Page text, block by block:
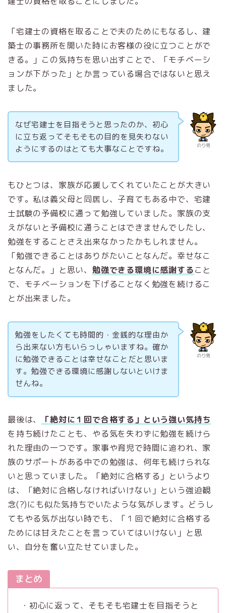
「宅建士の資格を取ることで夫のためにもなるし、建
築士の事務所を開いた時にお客様の役に立つことがで
きる。」この気持ちを思い出すことで、「モチベーシ
ョンが下がった」とか言っている場合ではないと思え
ました。
のり男
なぜ宅建士を目指そうと思ったのか、初心
に立ち返ってそもそもの目的を見失わない
ようにするのはとても大事なことですね。
もひとつは、家族が応援してくれていたことが大きい
です。私は義父母と同居し、子育てもある中で、宅建
士試験の予備校に通って勉強していました。家族の支
えがないと予備校に通うことはできませんでしたし、
勉強をすることさえ出来なかったかもしれません。
「勉強できることはありがたいことなんだ。幸せなこ
となんだ。」と思い、 勉強できる環境に感謝すること
で、モチベーションを下げることなく勉強を続けるこ
とが出来ました。
のり男
勉強をしたくても時間的・金銭的な理由か
ら出来ない方もいらっしゃいますね。確か
に勉強できることは幸せなことだと思いま
す。勉強できる環境に感謝しないといけま
せんね。
最後は、
「絶対に１回で合格する」という強い気持ち
を持ち続けたことも、やる気を失わずに勉強を続けら
れた理由の一つです。家事や育児で時間に追われ、家
族のサポートがある中での勉強は、何年も続けられな
いと思っていました。「絶対に合格する」というより
は、「絶対に合格しなければいけない」という強迫観
念(?)にも似た気持ちでいたような気がします。どうし
てもやる気が出ない時でも、「１回で絶対に合格する
ためには甘えたことを言っていてはいけない」と思
い、自分を奮い立たせていました。
まとめ
・初心に返って、そもそも宅建士を目指そうと